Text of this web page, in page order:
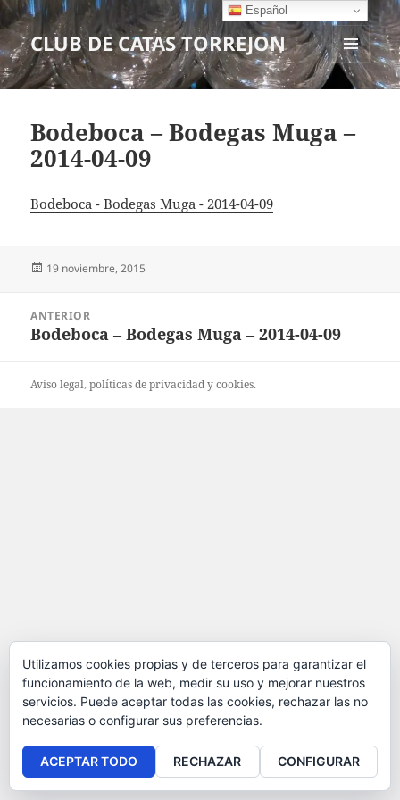
CLUB DE CATAS TORREJON
MENÚ
Y
Bodeboca – Bodegas Muga –
2014-04-09
Bodeboca - Bodegas Muga - 2014-04-09
Publicado
19 noviembre, 2015
ANTERIOR
Entrada
Bodeboca – Bodegas Muga – 2014-04-09
Aviso legal, políticas deprivacidadycookies.
Español
Utilizamos cookies propias y de terceros para garantizar el
funcionamiento de la web, medir su uso y mejorar nuestros
servicios. Puede aceptar todas las cookies, rechazar las no
necesarias o configurar sus preferencias.
ACEPTAR TODO RECHAZAR CONFIGURAR